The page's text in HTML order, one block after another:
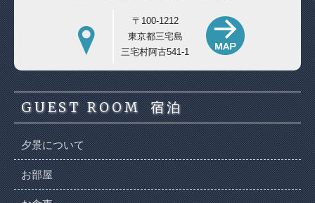
〒100-1212
東京都三宅島
三宅村阿古541-1
GUEST ROOM 宿泊
夕景について
お部屋